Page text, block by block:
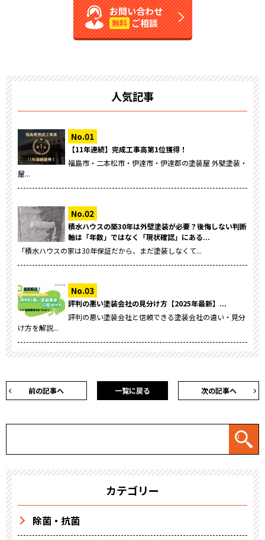
お問い合わせ
無料 ご相談
人気記事
【11年連続】完成工事高第1位獲得！
福島市・二本松市・伊達市・伊達郡の塗装屋 外壁塗装・
屋...
積水ハウスの築30年は外壁塗装が必要？後悔しない判断
軸は「年数」ではなく「現状確認」にある...
「積水ハウスの家は30年保証だから、まだ塗装しなくて...
評判の悪い塗装会社の見分け方【2025年最新】...
評判の悪い塗装会社と信頼できる塗装会社の違い・見分
け方を解説...
前の記事へ 次の記事へ
一覧に戻る
カテゴリー
除菌・抗菌